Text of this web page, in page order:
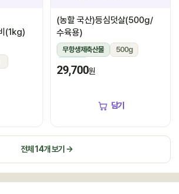
(1kg)
(농할 국산)등심덧살(500g/
수육용)
무항생제축산물
500g
냉장
29,700원
담기
전체 14개 보기 →